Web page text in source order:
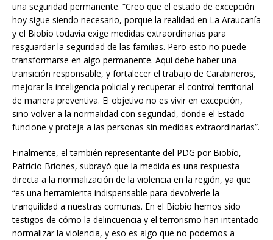
una seguridad permanente. “Creo que el estado de excepción
hoy sigue siendo necesario, porque la realidad en La Araucanía
y el Biobío todavía exige medidas extraordinarias para
resguardar la seguridad de las familias. Pero esto no puede
transformarse en algo permanente. Aquí debe haber una
transición responsable, y fortalecer el trabajo de Carabineros,
mejorar la inteligencia policial y recuperar el control territorial
de manera preventiva. El objetivo no es vivir en excepción,
sino volver a la normalidad con seguridad, donde el Estado
funcione y proteja a las personas sin medidas extraordinarias”.
Finalmente, el también representante del PDG por Biobío,
Patricio Briones, subrayó que la medida es una respuesta
directa a la normalización de la violencia en la región, ya que
“es una herramienta indispensable para devolverle la
tranquilidad a nuestras comunas. En el Biobío hemos sido
testigos de cómo la delincuencia y el terrorismo han intentado
normalizar la violencia, y eso es algo que no podemos a